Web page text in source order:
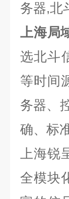
务器,北
上海局
选北斗
等时间
务器、
确、标
上海锐
全模块